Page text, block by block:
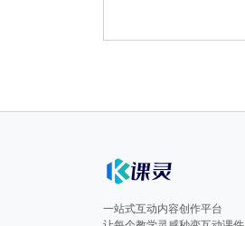
一站式互动内容创作平台